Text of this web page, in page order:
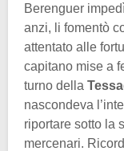
Berenguer
anzi, li fomentò
attentato alle
capitano mise a
turno della
nascondeva
riportare sotto la
mercenari.